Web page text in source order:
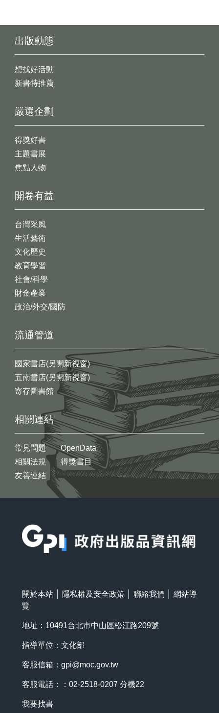
出版動態
想找好活動
新書特推薦
開卷有益
台灣采風
生活藝術
文化歷史
教育學習
社會/科學
財金產業
政治/外交/國防
嚴選企劃
得獎好書
主題書展
焦點人物
流通管道
國家書店(另開新視窗)
五南書店(另開新視窗)
寄存圖書館
相關連結
常見問題
相關法規
友善連結
OpenData
得獎書目
關於本站 隱私權及安全政策 聯絡我們
網站導
覽
地址：10491台北市中山區松江路209號
指導單位：文化部
客服信箱： gpi@moc.gov.tw
客服電話：：02-2518-0207 分機22
我要找書